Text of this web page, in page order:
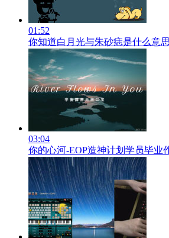
01:52
你知道白月光与朱砂痣是什么意
03:04
你的心河-EOP造神计划学员毕业